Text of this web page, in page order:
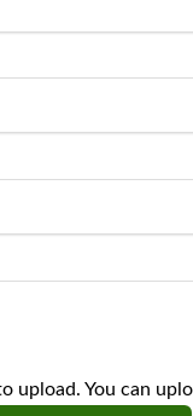
upload. You can